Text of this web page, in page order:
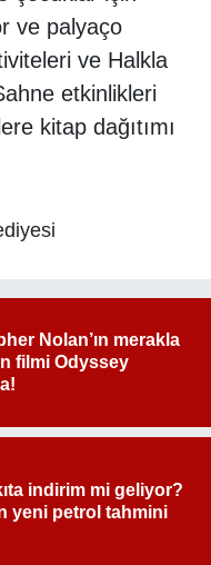
ve palyaço
ve Halkla
etkinlikleri
kitap dağıtımı
Nolan’ın merakla
filmi Odyssey
indirim mi geliyor?
yeni petrol tahmini